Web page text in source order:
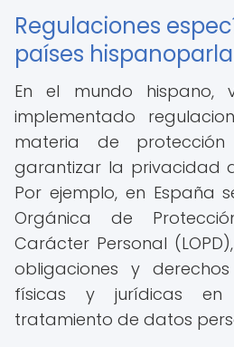
Regulaciones
países
En el mundo hispano,
implementado
materia de
garantizar la privacidad
Por ejemplo, en España
Orgánica de
Carácter Personal
obligaciones y
físicas y jurídicas
tratamiento de datos